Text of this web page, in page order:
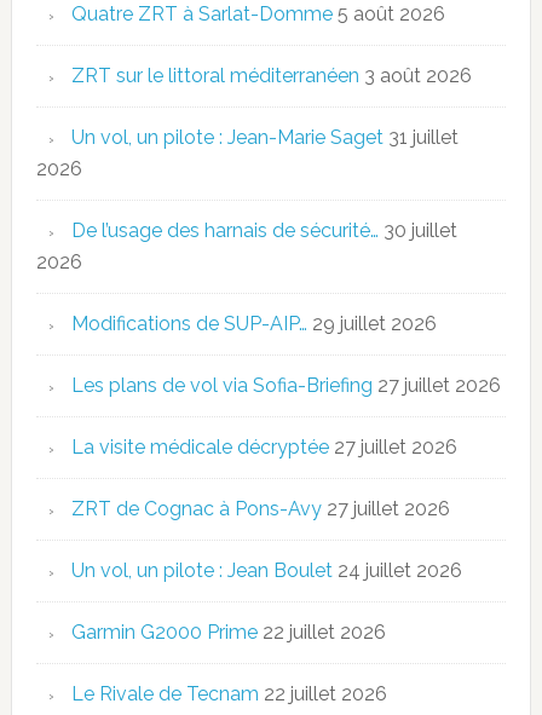
Quatre ZRT à Sarlat-Domme 5 août 2026
ZRT sur le littoral méditerranéen 3 août 2026
Un vol, un pilote : Jean-Marie Saget 31 juillet
2026
De l’usage des harnais de sécurité… 30 juillet
2026
Modifications de SUP-AIP… 29 juillet 2026
Les plans de vol via Sofia-Briefing 27 juillet 2026
La visite médicale décryptée 27 juillet 2026
ZRT de Cognac à Pons-Avy 27 juillet 2026
Un vol, un pilote : Jean Boulet 24 juillet 2026
Garmin G2000 Prime 22 juillet 2026
Le Rivale de Tecnam 22 juillet 2026